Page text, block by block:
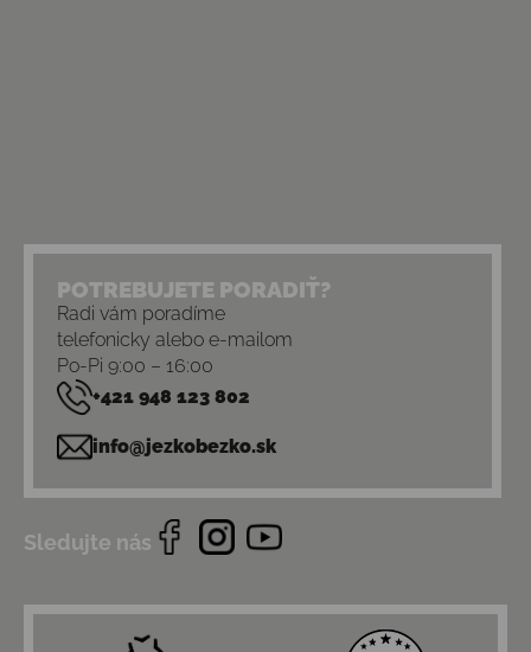
POTREBUJETE PORADIŤ?
Radi vám poradíme
telefonicky alebo e-mailom
Po-Pi 9:00 – 16:00
+421 948 123 802
info@jezkobezko.sk
Sledujte nás